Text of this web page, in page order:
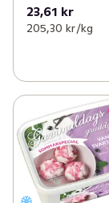
23,61 kr
205,30 kr /kg